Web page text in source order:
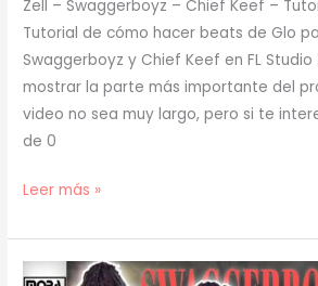
Zell – Swaggerboyz – Chief Keef –
Tutorial de cómo hacer beats de Glo
Swaggerboyz y Chief Keef en FL Studio
mostrar la parte más importante del
video no sea muy largo, pero si te
de 0
[
]
Cómo
Leer más »